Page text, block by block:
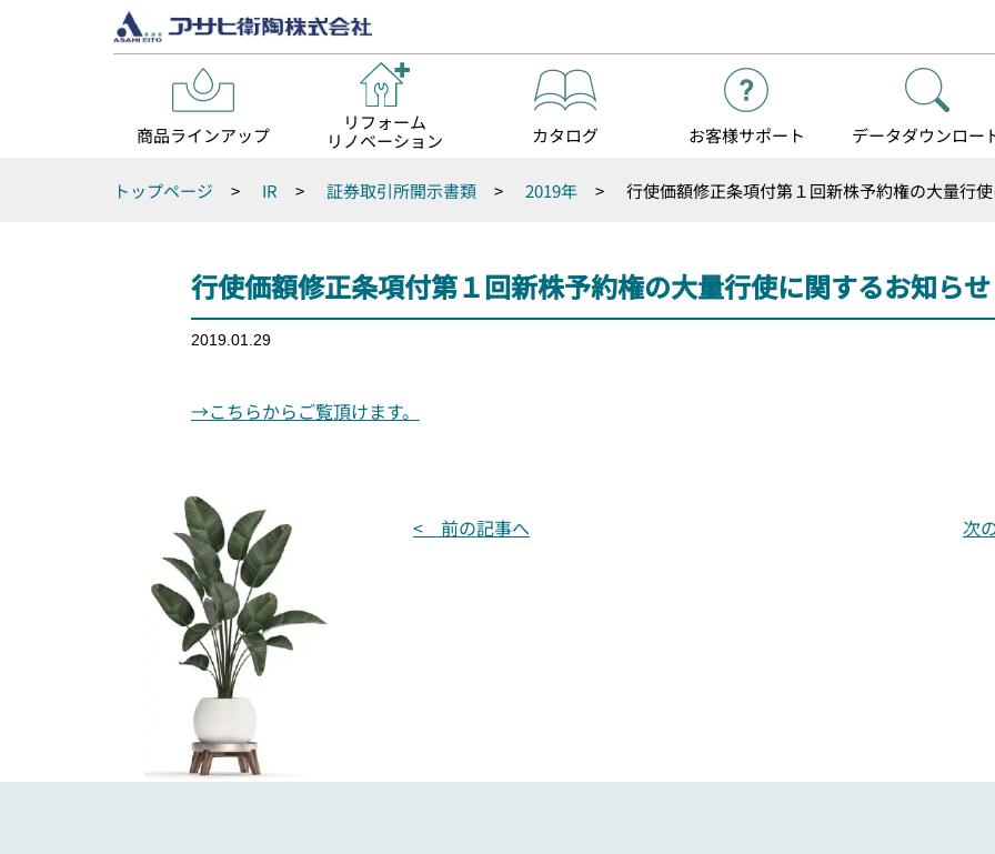
商品ラインアップ
リフォーム
リノベーション
カタログ お客様サポート データダウンロー
トップページ > IR > 証券取引所開示書類 > 2019年 > 行使価額修正条項付第１回新株予約権の大量行
行使価額修正条項付第１回新株予約権の大量行使に関するお知らせ
2019.01.29
→こちらからご覧頂けます。
投
稿
ナ
ビ
ゲ
ー
シ
ョ
< 前の記事へ 次